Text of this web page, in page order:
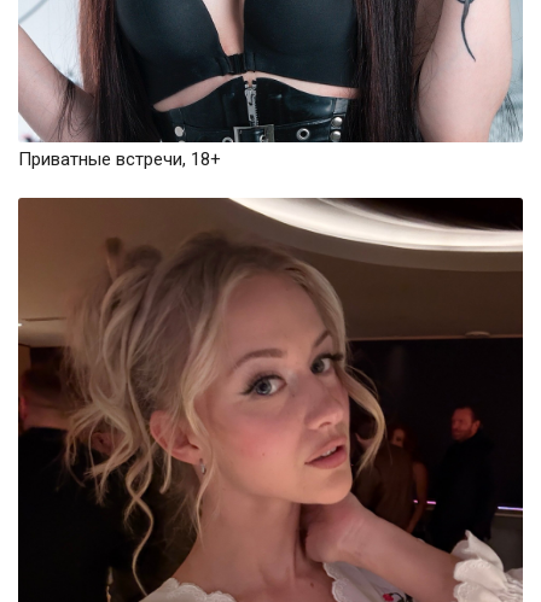
Приватные встречи, 18+